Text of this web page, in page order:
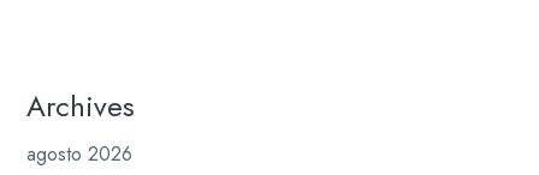
Archives
agosto 2026